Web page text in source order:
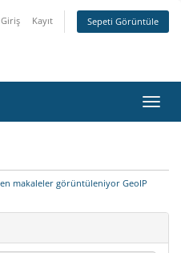
Giriş Kayıt Sepeti Görüntüle
makaleler görüntüleniyor GeoIP